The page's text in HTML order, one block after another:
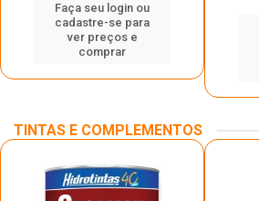
Faça seu login ou
cadastre-se para
ver preços e
comprar
TINTAS E COMPLEMENTOS